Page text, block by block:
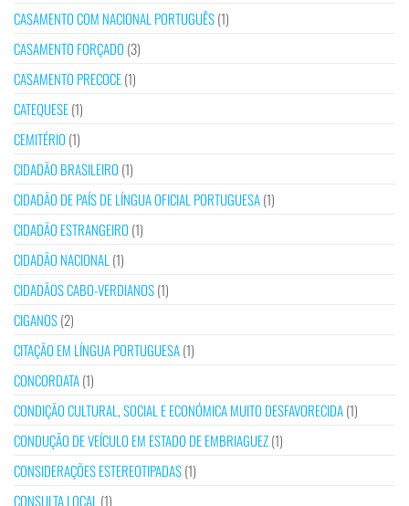
CASAMENTO COM NACIONAL PORTUGUÊS(1)
CASAMENTO FORÇADO (3)
CASAMENTO PRECOCE(1)
CATEQUESE(1)
CEMITÉRIO (1)
CIDADÃO BRASILEIRO (1)
CIDADÃO DE PAÍS DE LÍNGUA OFICIAL PORTUGUESA(1)
CIDADÃO ESTRANGEIRO (1)
CIDADÃO NACIONAL (1)
CIDADÃOS CABO-VERDIANOS(1)
CIGANOS(2)
CITAÇÃO EM LÍNGUA PORTUGUESA(1)
CONCORDATA(1)
CONDIÇÃO CULTURAL, SOCIAL E ECONÓMICA MUITO DESFAVORECIDA(1)
CONDUÇÃO DE VEÍCULO EM ESTADO DE EMBRIAGUEZ(1)
CONSIDERAÇÕES ESTEREOTIPADAS(1)
CONSULTA LOCAL (1)